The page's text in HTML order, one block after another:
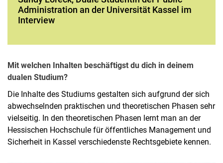
Administration an der Universität Kassel im
Interview
Mit welchen Inhalten beschäftigst du dich in deinem
dualen Studium?
Die Inhalte des Studiums gestalten sich aufgrund der sich
abwechselnden praktischen und theoretischen Phasen sehr
vielseitig. In den theoretischen Phasen lernt man an der
Hessischen Hochschule für öffentliches Management und
Sicherheit in Kassel verschiedenste Rechtsgebiete kennen.